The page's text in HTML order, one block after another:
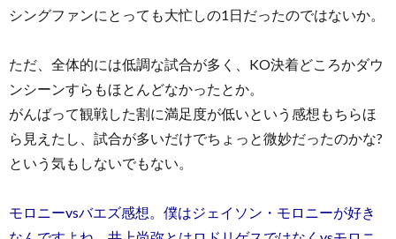
シングファンにとっても大忙しの1日だったのではないか。
ただ、全体的には低調な試合が多く、KO決着どころかダウ
ンシーンすらもほとんどなかったとか。
がんばって観戦した割に満足度が低いという感想もちらほ
ら見えたし、試合が多いだけでちょっと微妙だったのかな?
という気もしないでもない。
モロニーvsバエズ感想。僕はジェイソン・モロニーが好き